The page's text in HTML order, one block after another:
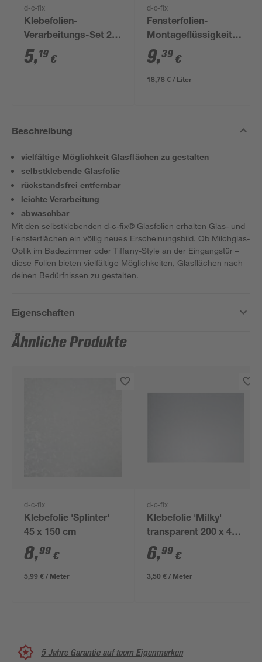
d-c-fix
Klebefolien-
Verarbeitungs-Set 2-
teilig
5,19 €
d-c-fix
Fensterfolien-
Montageflüssigkeit
500 ml
9,39 €
18,78 € / Liter
Beschreibung
vielfältige Möglichkeit Glasflächen zu gestalten
selbstklebende Glasfolie
rückstandsfrei entfernbar
leichte Verarbeitung
abwaschbar
Mit den selbstklebenden d-c-fix® Glasfolien erhalten Glas- und
Fensterflächen ein völlig neues Erscheinungsbild. Ob Milchglas-
Optik im Badezimmer oder Tiffany-Style an der Eingangstür –
diese Folien bieten vielfältige Möglichkeiten, Glasflächen nach
deinen Bedürfnissen zu gestalten.
Eigenschaften
Ähnliche Produkte
d-c-fix
Klebefolie 'Splinter'
45 x 150 cm
8,99 €
5,99 € / Meter
d-c-fix
Klebefolie 'Milky'
transparent 200 x 45
cm
6,99 €
3,50 € / Meter
5 Jahre Garantie auf toom Eigenmarken